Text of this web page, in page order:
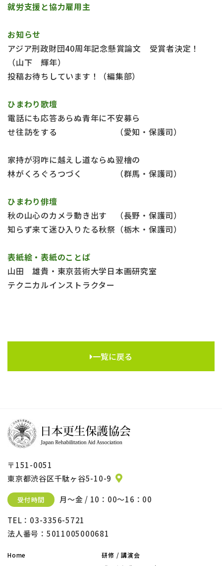
就労支援と協力雇用主
お知らせ
アジア刑政財団40周年記念懸賞論文 受賞者決定！
（山下 輝年）
投稿お待ちしています！（編集部）
ひまわり歌壇
電話にも応答あらぬ青年に不安募ら
せ往訪をする （愛知・保護司）
家持が羽咋に越えし道ならぬ翌檜の
林がくろぐろつづく （群馬・保護司）
ひまわり俳壇
秋の山心のカメラ動き出す （長野・保護司）
知らず来て迷ひ入りたる秋祭（栃木・保護司）
表紙絵・表紙のことば
山田 雄貴・東京芸術大学日本画研究室
テクニカルインストラクター
一覧に戻る
〒151-0051
東京都渋谷区千駄ヶ谷5-10-9
受付時間
月～金 / 10：00～16：00
TEL：03-3356-5721
法人番号：5011005000681
Home
研修 / 講演会